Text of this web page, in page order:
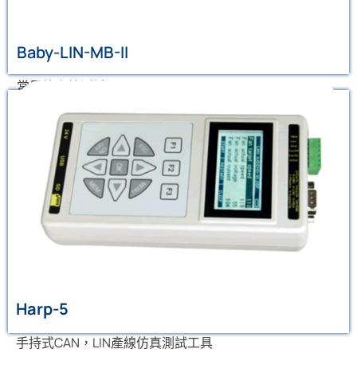
Baby-LIN-MB-II
常用於產線測試
Harp-5
手持式CAN，LIN產線仿真測試工具
Harp-5
手持式CAN，LIN匯流排模擬測試工具；選配好的設備最多
可同時控制4路匯流排（兩路LIN，1路高速CAN，1路低速
容錯CAN）
了解更多